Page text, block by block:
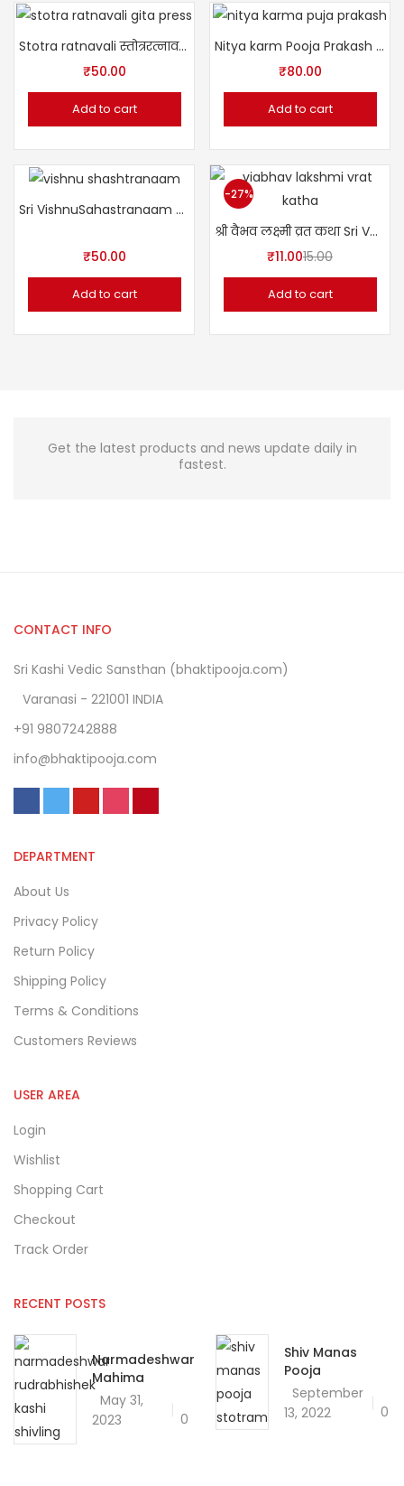
Stotra ratnavali स्तोत्ररत्नावली
₹50.00
Add to cart
Nitya karm Pooja Prakash (Gita Press) Book
₹80.00
Add to cart
Sri VishnuSahastranaam श्रीविष्णुसहस्रनाम [शांकरभाष्य-हिन्दी-अनुवादसहित ]
₹50.00
Add to cart
-27%
श्री वैभव लक्ष्मी व्रत कथा Sri Vaibhav Lakshmi Vrat Katha
₹11.0015.00
Add to cart
Get the latest products and news update daily in
fastest.
CONTACT INFO
Sri Kashi Vedic Sansthan (bhaktipooja.com)
Varanasi - 221001 INDIA
+91 9807242888
info@bhaktipooja.com
DEPARTMENT
About Us
Privacy Policy
Return Policy
Shipping Policy
Terms & Conditions
Customers Reviews
USER AREA
Login
Wishlist
Shopping Cart
Checkout
Track Order
RECENT POSTS
Narmadeshwar
Mahima
May 31,
2023
0
Shiv Manas
Pooja
September
13, 2022
0